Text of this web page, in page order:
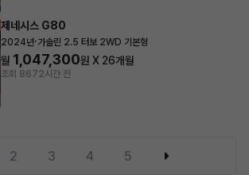
제네시스 G80
2024년·가솔린 2.5 터보 2WD 기본형
월 1,047,300원 X 26개월
조회 8672시간 전
2 3 4 5